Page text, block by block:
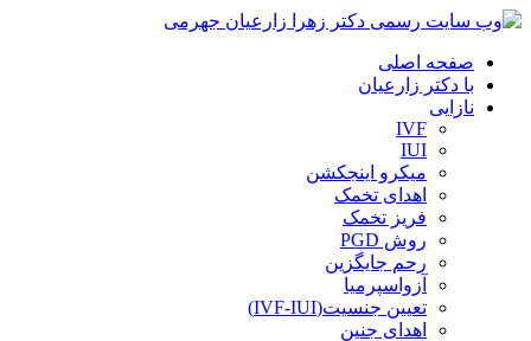
صفحه اصلی
با دکتر زارعیان
نازایی
IVF
IUI
میکرو اینجکشن
اهدای تخمک
فریز تخمک
روش PGD
رحم جایگزین
آزواسپرمیا
تعیین جنسیت(IVF-IUI)
اهدای جنین